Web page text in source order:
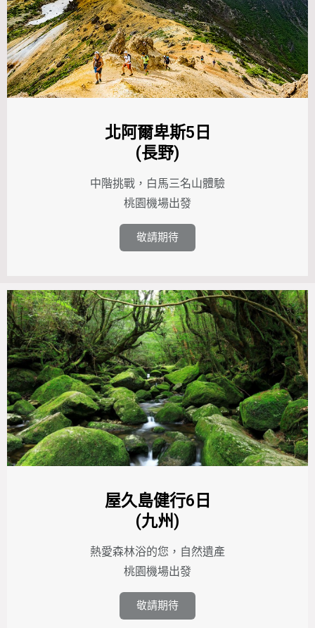
北阿爾卑斯5日
(長野)
中階挑戰，白馬三名山體驗
桃園機場出發
敬請期待
屋久島健行6日
(九州)
熱愛森林浴的您，自然遺產
桃園機場出發
敬請期待